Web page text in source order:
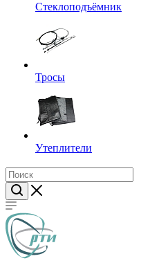
Стеклоподъёмник
Тросы
Утеплители